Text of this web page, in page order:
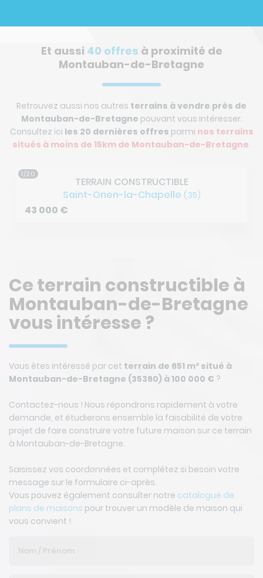
Et aussi 40 offres à proximité de
Montauban-de-Bretagne
Retrouvez aussi nos autres terrains à vendre près de
Montauban-de-Bretagne pouvant vous intéresser.
Consultez ici les 20 dernières offres parmi nos terrains
situés à moins de 15km de Montauban-de-Bretagne.
1/20
TERRAIN CONSTRUCTIBLE
Saint-Onen-la-Chapelle (35)
43 000 €
Ce terrain constructible à
Montauban-de-Bretagne
vous intéresse ?
Vous êtes intéressé par cet terrain de 651 m² situé à
Montauban-de-Bretagne (35360) à 100 000 € ?
Contactez-nous ! Nous répondrons rapidement à votre
demande, et étudierons ensemble la faisabilité de votre
projet de faire construire votre future maison sur ce terrain
à Montauban-de-Bretagne.
Saisissez vos coordonnées et complétez si besoin votre
message sur le formulaire ci-après.
Vous pouvez également consulter notre catalogue de
plans de maisons pour trouver un modèle de maison qui
vous convient !